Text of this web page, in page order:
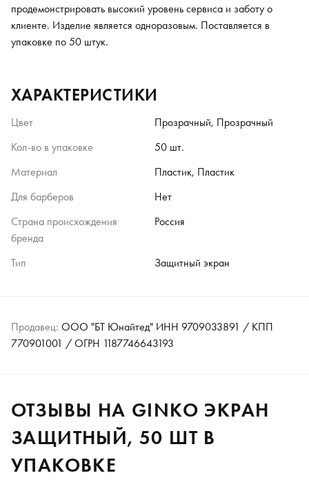
продемонстрировать высокий уровень сервиса и заботу о
клиенте. Изделие является одноразовым. Поставляется в
упаковке по 50 штук.
ХАРАКТЕРИСТИКИ
Цвет
Прозрачный, Прозрачный
Кол-во в упаковке
50 шт.
Материал
Пластик, Пластик
Для барберов
Нет
Страна происхождения
бренда
Россия
Тип Защитный экран
Продавец: ООО "БТ Юнайтед" ИНН 9709033891 / КПП
770901001 / ОГРН 1187746643193
ОТЗЫВЫ НА GINKO ЭКРАН
ЗАЩИТНЫЙ, 50 ШТ В
УПАКОВКЕ